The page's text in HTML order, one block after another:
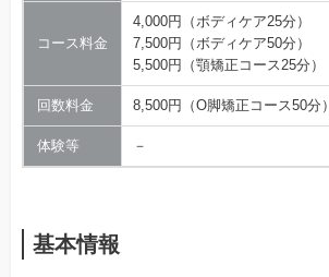
コース料金
4,000円（ボディケア25分）
7,500円（ボディケア50分）
5,500円（顎矯正コース25分）
回数料金 8,500円（O脚矯正コース50分）
体験等 －
基本情報